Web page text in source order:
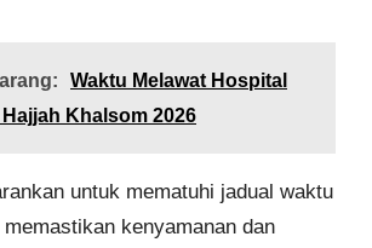
Waktu Melawat Hospital
Khalsom 2026
untuk mematuhi jadual waktu
kenyamanan dan